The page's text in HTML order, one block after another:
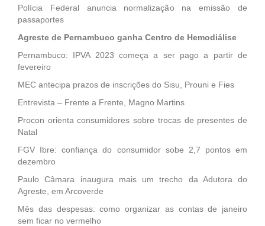
Polícia Federal anuncia normalização na emissão de
passaportes
Agreste de Pernambuco ganha Centro de Hemodiálise
Pernambuco: IPVA 2023 começa a ser pago a partir de
fevereiro
MEC antecipa prazos de inscrições do Sisu, Prouni e Fies
Entrevista – Frente a Frente, Magno Martins
Procon orienta consumidores sobre trocas de presentes de
Natal
FGV Ibre: confiança do consumidor sobe 2,7 pontos em
dezembro
Paulo Câmara inaugura mais um trecho da Adutora do
Agreste, em Arcoverde
Mês das despesas: como organizar as contas de janeiro
sem ficar no vermelho